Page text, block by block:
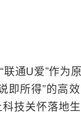
通U爱”作为
所得”的高
技关怀落地